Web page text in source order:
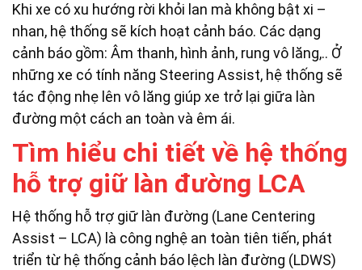
Khi xe có xu hướng rời khỏi lan mà không bật xi –
nhan, hệ thống sẽ kích hoạt cảnh báo. Các dạng
cảnh báo gồm: Âm thanh, hình ảnh, rung vô lăng,.. Ở
những xe có tính năng Steering Assist, hệ thống sẽ
tác động nhẹ lên vô lăng giúp xe trở lại giữa làn
đường một cách an toàn và êm ái.
Tìm hiểu chi tiết về hệ thống
hỗ trợ giữ làn đường LCA
Hệ thống hỗ trợ giữ làn đường (Lane Centering
Assist – LCA) là công nghệ an toàn tiên tiến, phát
triển từ hệ thống cảnh báo lệch làn đường (LDWS)